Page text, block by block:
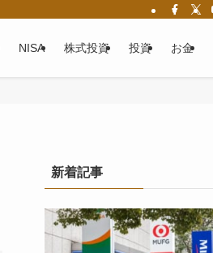
NISA 株式投資 投資 お金
新着記事